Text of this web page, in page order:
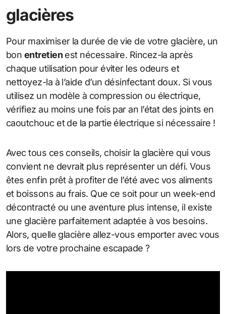
glacières
Pour maximiser la durée de vie de votre glacière, un
bon entretienest nécessaire. Rincez-la après
chaque utilisation pour éviter les odeurs et
nettoyez-la à l’aide d’un désinfectant doux. Si vous
utilisez un modèle à compression ou électrique,
vérifiez au moins une fois par an l’état des joints en
caoutchouc et de la partie électrique si nécessaire !
Avec tous ces conseils, choisir la glacière qui vous
convient ne devrait plus représenter un défi. Vous
êtes enfin prêt à profiter de l’été avec vos aliments
et boissons au frais. Que ce soit pour un week-end
décontracté ou une aventure plus intense, il existe
une glacière parfaitement adaptée à vos besoins.
Alors, quelle glacière allez-vous emporter avec vous
lors de votre prochaine escapade ?